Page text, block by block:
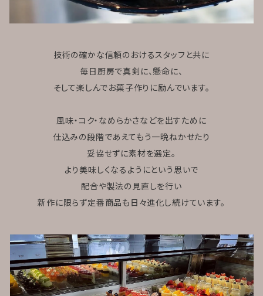
技術の確かな信頼のおけるスタッフと共に
毎日厨房で真剣に、懸命に、
そして楽しんでお菓子作りに励んでいます。
風味・コク・なめらかさなどを出すために
仕込みの段階であえてもう一晩ねかせたり
妥協せずに素材を選定。
より美味しくなるようにという思いで
配合や製法の見直しを行い
新作に限らず定番商品も日々進化し続けています。